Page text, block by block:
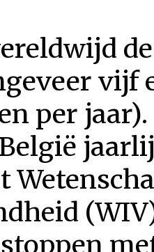
vijf
per